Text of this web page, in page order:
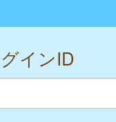
インID